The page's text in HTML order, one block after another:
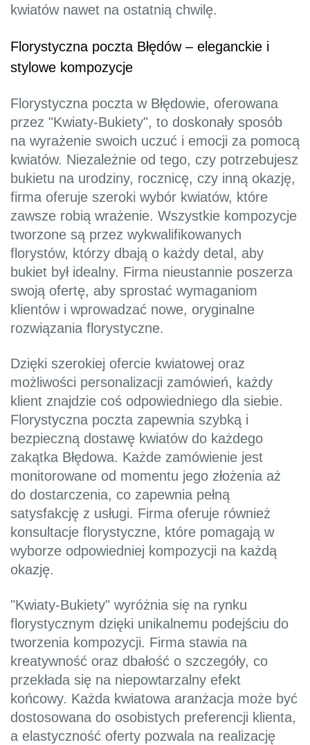
kwiatów nawet na ostatnią chwilę.
Florystyczna poczta Błędów – eleganckie i
stylowe kompozycje
Florystyczna poczta w Błędowie, oferowana
przez "Kwiaty-Bukiety", to doskonały sposób
na wyrażenie swoich uczuć i emocji za pomocą
kwiatów. Niezależnie od tego, czy potrzebujesz
bukietu na urodziny, rocznicę, czy inną okazję,
firma oferuje szeroki wybór kwiatów, które
zawsze robią wrażenie. Wszystkie kompozycje
tworzone są przez wykwalifikowanych
florystów, którzy dbają o każdy detal, aby
bukiet był idealny. Firma nieustannie poszerza
swoją ofertę, aby sprostać wymaganiom
klientów i wprowadzać nowe, oryginalne
rozwiązania florystyczne.
Dzięki szerokiej ofercie kwiatowej oraz
możliwości personalizacji zamówień, każdy
klient znajdzie coś odpowiedniego dla siebie.
Florystyczna poczta zapewnia szybką i
bezpieczną dostawę kwiatów do każdego
zakątka Błędowa. Każde zamówienie jest
monitorowane od momentu jego złożenia aż
do dostarczenia, co zapewnia pełną
satysfakcję z usługi. Firma oferuje również
konsultacje florystyczne, które pomagają w
wyborze odpowiedniej kompozycji na każdą
okazję.
"Kwiaty-Bukiety" wyróżnia się na rynku
florystycznym dzięki unikalnemu podejściu do
tworzenia kompozycji. Firma stawia na
kreatywność oraz dbałość o szczegóły, co
przekłada się na niepowtarzalny efekt
końcowy. Każda kwiatowa aranżacja może być
dostosowana do osobistych preferencji klienta,
a elastyczność oferty pozwala na realizację